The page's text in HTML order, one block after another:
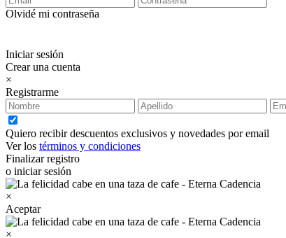
Olvidé mi contraseña
Iniciar sesión
Crear una cuenta
×
Registrarme
Quiero recibir descuentos exclusivos y novedades por email
Ver los términos y condiciones
Finalizar registro
o iniciar sesión
×
Aceptar
×